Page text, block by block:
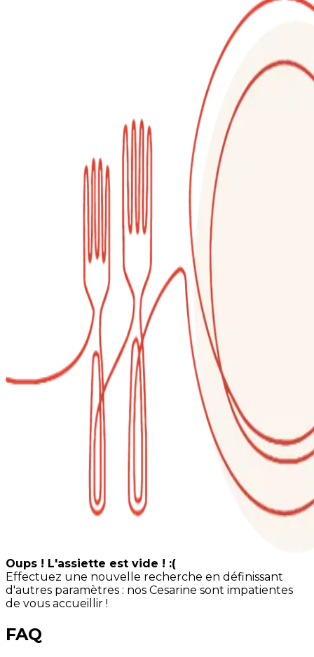
Oups ! L'assiette est vide ! :(
Effectuez une nouvelle recherche en définissant
d'autres paramètres : nos Cesarine sont impatientes
de vous accueillir !
FAQ